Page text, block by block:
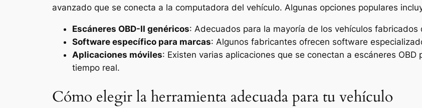
avanzado que se conecta a la computadora del vehículo. Algunas opciones populares
Escáneres OBD-II genéricos: Adecuados para la mayoría de los vehículos fabricados
Software específico para marcas: Algunos fabricantes ofrecen software
Aplicaciones móviles: Existen varias aplicaciones que se conectan a escáneres
tiempo real.
Cómo elegir la herramienta adecuada para tu vehículo